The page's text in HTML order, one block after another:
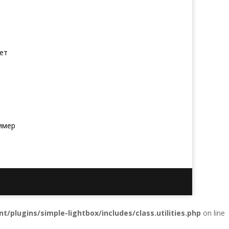
plugins/simple-lightbox/includes/class.utilities.php on line